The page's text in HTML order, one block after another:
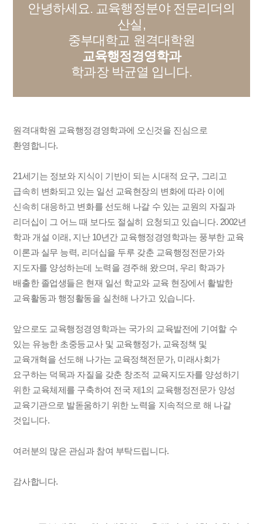
안녕하세요. 교육행정분야 전문리더의
산실,
중부대학교 원격대학원
교육행정경영학과
학과장 박균열 입니다.
원격대학원 교육행정경영학과에 오신것을 진심으로
환영합니다.
21세기는 정보와 지식이 기반이 되는 시대적 요구, 그리고
급속히 변화되고 있는 일선 교육현장의 변화에 따라 이에
신속히 대응하고 변화를 선도해 나갈 수 있는 교원의 자질과
리더십이 그 어느 때 보다도 절실히 요청되고 있습니다. 2002년
학과 개설 이래, 지난 10년간 교육행정경영학과는 풍부한 교육
이론과 실무 능력, 리더십을 두루 갖춘 교육행정전문가와
지도자를 양성하는데 노력을 경주해 왔으며, 우리 학과가
배출한 졸업생들은 현재 일선 학교와 교육 현장에서 활발한
교육활동과 행정활동을 실천해 나가고 있습니다.
앞으로도 교육행정경영학과는 국가의 교육발전에 기여할 수
있는 유능한 초중등교사 및 교육행정가, 교육정책 및
교육개혁을 선도해 나가는 교육정책전문가, 미래사회가
요구하는 덕목과 자질을 갖춘 창조적 교육지도자를 양성하기
위한 교육체제를 구축하여 전국 제1의 교육행정전문가 양성
교육기관으로 발돋움하기 위한 노력을 지속적으로 해 나갈
것입니다.
여러분의 많은 관심과 참여 부탁드립니다.
감사합니다.